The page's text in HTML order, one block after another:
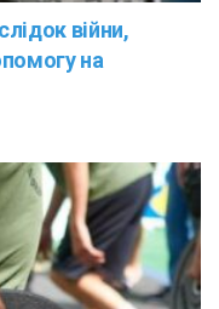
війни,
на